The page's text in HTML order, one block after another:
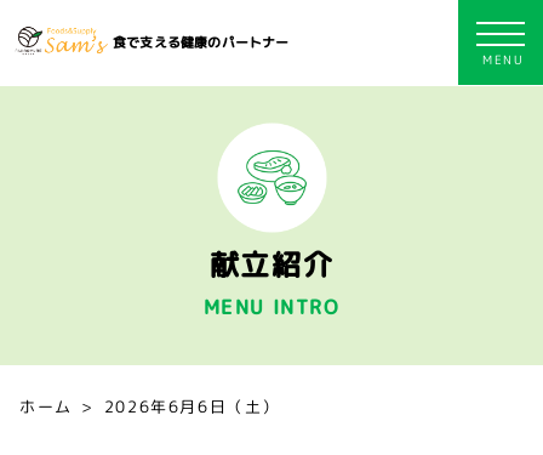
食で支える健康のパートナー
献立紹介
MENU INTRO
ホーム 2026年6月6日（土）